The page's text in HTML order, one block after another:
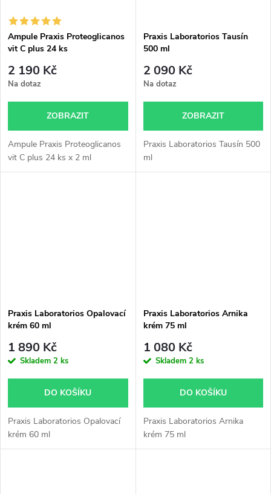
Ampule Praxis Proteoglicanos
vit C plus 24 ks
2 190 Kč
Na dotaz
ZOBRAZIT
Ampule Praxis Proteoglicanos
vit C plus 24 ks x 2 ml
Praxis Laboratorios Tausín
500 ml
2 090 Kč
Na dotaz
ZOBRAZIT
Praxis Laboratorios Tausín 500
ml
Praxis Laboratorios Opalovací
krém 60 ml
1 890 Kč
Skladem 2 ks
DO KOŠÍKU
Praxis Laboratorios Opalovací
krém 60 ml
Praxis Laboratorios Arnika
krém 75 ml
1 080 Kč
Skladem 2 ks
DO KOŠÍKU
Praxis Laboratorios Arnika
krém 75 ml